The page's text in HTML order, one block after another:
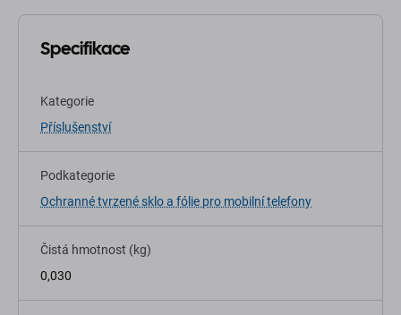
Specifikace
Kategorie
Příslušenství
Podkategorie
Ochranné tvrzené sklo a fólie pro mobilní telefony
Čistá hmotnost (kg)
0,030